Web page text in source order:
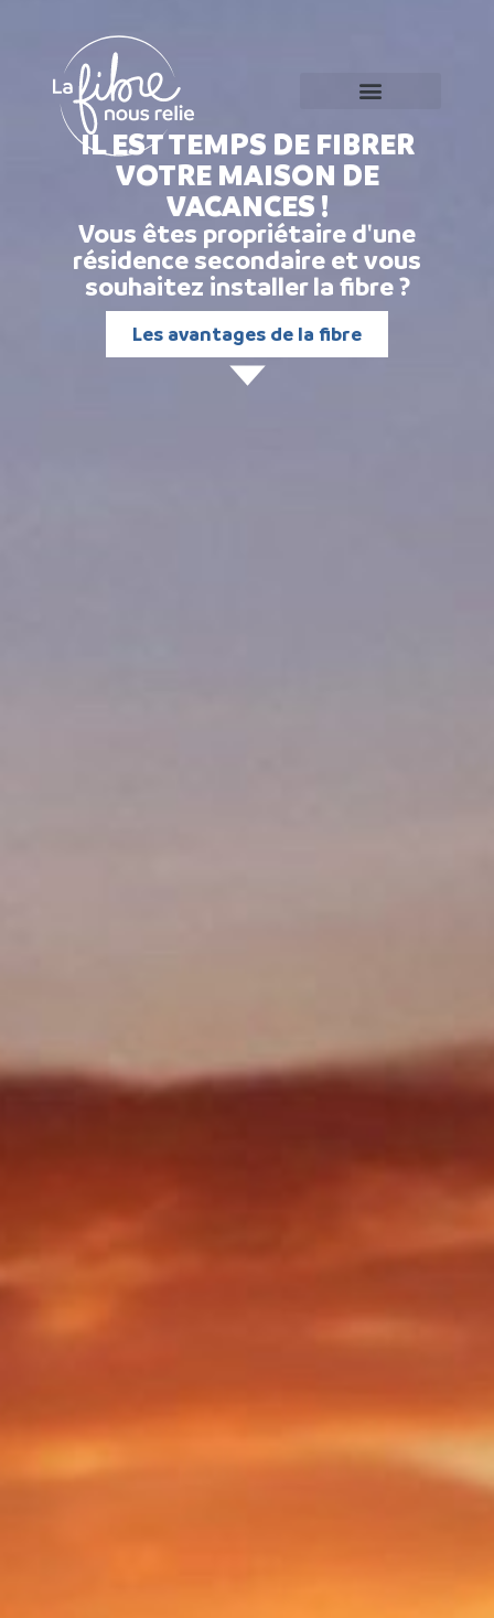
IL EST TEMPS DE FIBRER
VOTRE MAISON DE
VACANCES !
Vous êtes propriétaire d'une
résidence secondaire et vous
souhaitez installer la fibre ?
Les avantages de la fibre